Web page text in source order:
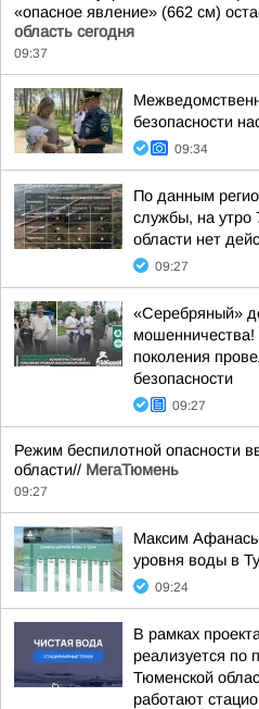
«опасное явление» (662 см)
область сегодня
09:37
безопасности
09:34
По данным
службы, на утро
области нет
09:27
«Серебряный»
поколения
безопасности
09:27
Режим беспилотной опасности
области// МегаТюмень
09:27
Максим
уровня воды в
09:24
В рамках
реализуется по
Тюменской
работают